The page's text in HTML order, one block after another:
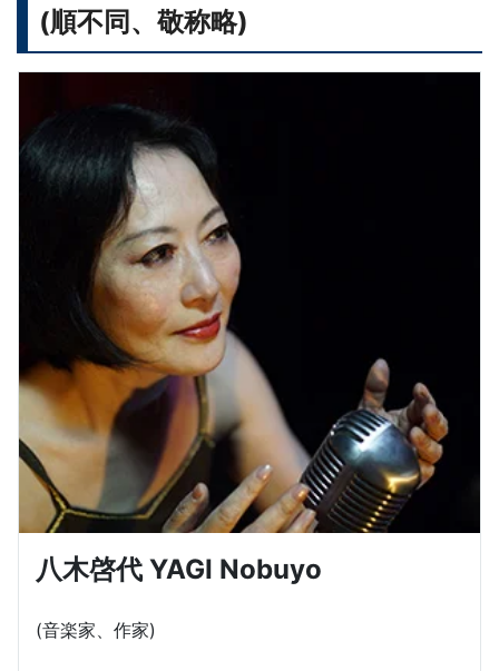
(順不同、敬称略)
八木啓代 YAGI Nobuyo
(音楽家、作家)